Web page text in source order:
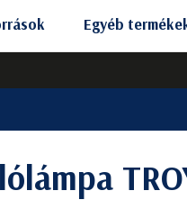
Egyéb